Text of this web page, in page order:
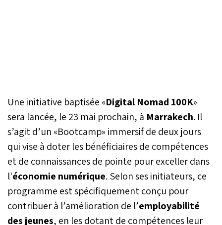
Une initiative baptisée «Digital Nomad 100K»
sera lancée, le 23 mai prochain, à Marrakech. Il
s’agit d’un «Bootcamp» immersif de deux jours
qui vise à doter les bénéficiaires de compétences
et de connaissances de pointe pour exceller dans
l'économie numérique. Selon ses initiateurs, ce
programme est spécifiquement conçu pour
contribuer à l’amélioration de l’employabilité
des jeunes, en les dotant de compétences leur